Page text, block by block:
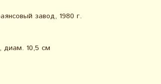
завод, 1980 г.
диам. 10,5 см